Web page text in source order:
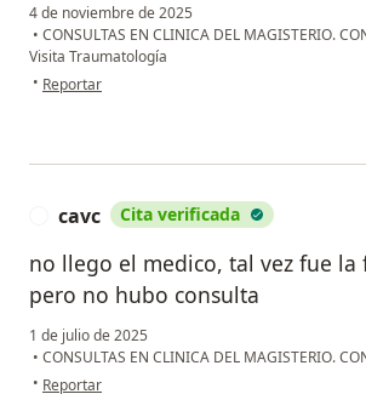
4 de noviembre de 2025
• CONSULTAS EN CLINICA DEL MAGISTERIO.
Visita Traumatología
• en opinión del usuario Idalia Garza
Reportar
cavc Cita verificada
no llego el medico, tal vez fue la
pero no hubo consulta
1 de julio de 2025
• CONSULTAS EN CLINICA DEL MAGISTERIO.
• en opinión del usuario cavc
Reportar